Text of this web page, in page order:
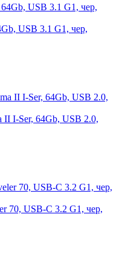
USB 3.1 G1, чер,
I-Ser, 64Gb, USB 2.0,
70, USB-C 3.2 G1, чер,